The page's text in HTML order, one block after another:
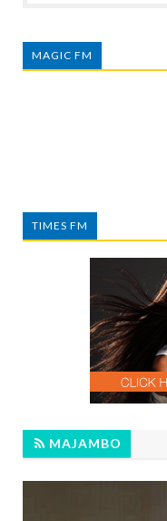
MAGIC FM
TIMES FM
MAJAMBO